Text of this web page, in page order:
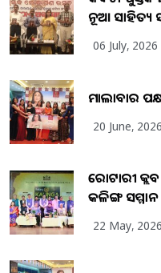
ନୂଆ ସାହିତ୍ୟ
06 July, 2026
ମାଲାବାର
20 June, 2026
ରୋଟାରୀ
କଳିଙ୍ଗ ସମ୍ମାନ
22 May, 2026